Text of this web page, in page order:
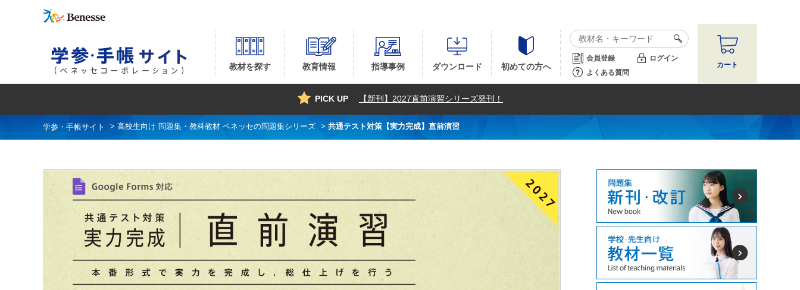
教材を探す 教育情報 指導事例 ダウンロード 初めての方へ
会員登録
ログイン
よくある質問
カート
PICK UP 【新刊】2027直前演習シリーズ発刊！
> 高校生向け 問題集・教科教材 ベネッセの問題集シリーズ > 共通テスト対策【実力完成】直前演習